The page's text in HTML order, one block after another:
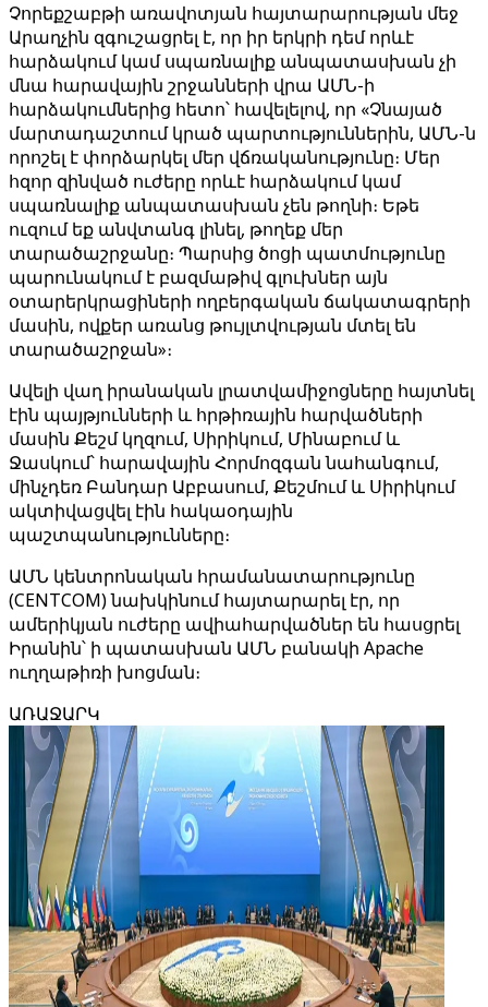
Չորեքշաբթի առավոտյան հայտարարության մեջ
Արաղչին զգուշացրել է, որ իր երկրի դեմ որևէ
հարձակում կամ սպառնալիք անպատասխան չի
մնա հարավային շրջանների վրա ԱՄՆ-ի
հարձակումներից հետո՝ հավելելով, որ «Չնայած
մարտադաշտում կրած պարտություններին, ԱՄՆ-ն
որոշել է փորձարկել մեր վճռականությունը։ Մեր
հզոր զինված ուժերը որևէ հարձակում կամ
սպառնալիք անպատասխան չեն թողնի։ Եթե
ուզում եք անվտանգ լինել, թողեք մեր
տարածաշրջանը։ Պարսից ծոցի պատմությունը
պարունակում է բազմաթիվ գլուխներ այն
օտարերկրացիների ողբերգական ճակատագրերի
մասին, ովքեր առանց թույլտվության մտել են
տարածաշրջան»։
Ավելի վաղ իրանական լրատվամիջոցները հայտնել
էին պայթյունների և հրթիռային հարվածների
մասին Քեշմ կղզում, Սիրիկում, Մինաբում և
Ջասկում՝ հարավային Հորմոզգան նահանգում,
մինչդեռ Բանդար Աբբասում, Քեշմում և Սիրիկում
ակտիվացվել էին հակաօդային
պաշտպանությունները։
ԱՄՆ կենտրոնական հրամանատարությունը
(CENTCOM) նախկինում հայտարարել էր, որ
ամերիկյան ուժերը ավիահարվածներ են հասցրել
Իրանին՝ ի պատասխան ԱՄՆ բանակի Apache
ուղղաթիռի խոցման։
ԱՌԱՋԱՐԿ